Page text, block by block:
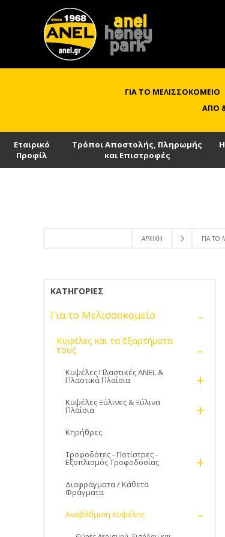
ΓΙΑ ΤΟ ΜΕΛΙΣΣΟΚΟΜΕΊΟ
ΑΠΌ
Εταιρικό
Προφίλ
Τρόποι Αποστολής, Πληρωμής
και Επιστροφές
ΑΡΧΙΚΉ ΓΙΑ ΤΟ
ΚΑΤΗΓΟΡΊΕΣ
Για το Μελισσοκομείο -
Κυψέλες και τα Εξαρτήματα
τους -
Κυψέλες Πλαστικές ANEL &
Πλαστικά Πλαίσια +
Κυψέλες Ξύλινες & Ξύλινα
Πλαίσια +
Κηρήθρες
Τροφοδότες - Ποτίστρες -
Εξοπλισμός Τροφοδοσίας +
Διαφράγματα / Κάθετα
Φράγματα
Αναβάθμιση Κυψέλης -